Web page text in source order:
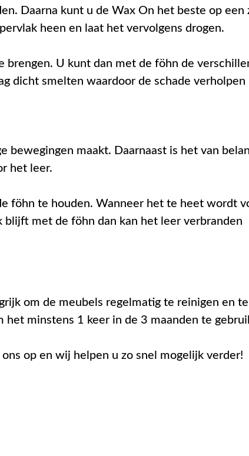
Daarna kunt u de Wax On het beste op een
heen en laat het vervolgens drogen.
brengen. U kunt dan met de föhn de
dicht smelten waardoor de schade verholpen
maakt. Daarnaast is het van
het leer.
föhn te houden. Wanneer het te heet wordt
blijft met de föhn dan kan het leer verbranden
om de meubels regelmatig te reinigen en te
minstens 1 keer in de 3 maanden te
op en wij helpen u zo snel mogelijk verder!